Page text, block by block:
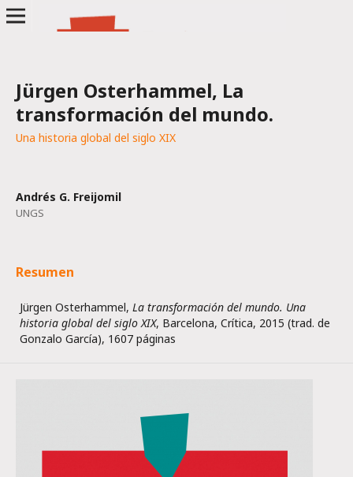
Jürgen Osterhammel, La
transformación del mundo.
Una historia global del siglo XIX
Andrés G. Freijomil
UNGS
Resumen
Jürgen Osterhammel, La transformación del mundo. Una
historia global del siglo XIX, Barcelona, Crítica, 2015 (trad. de
Gonzalo García), 1607 páginas